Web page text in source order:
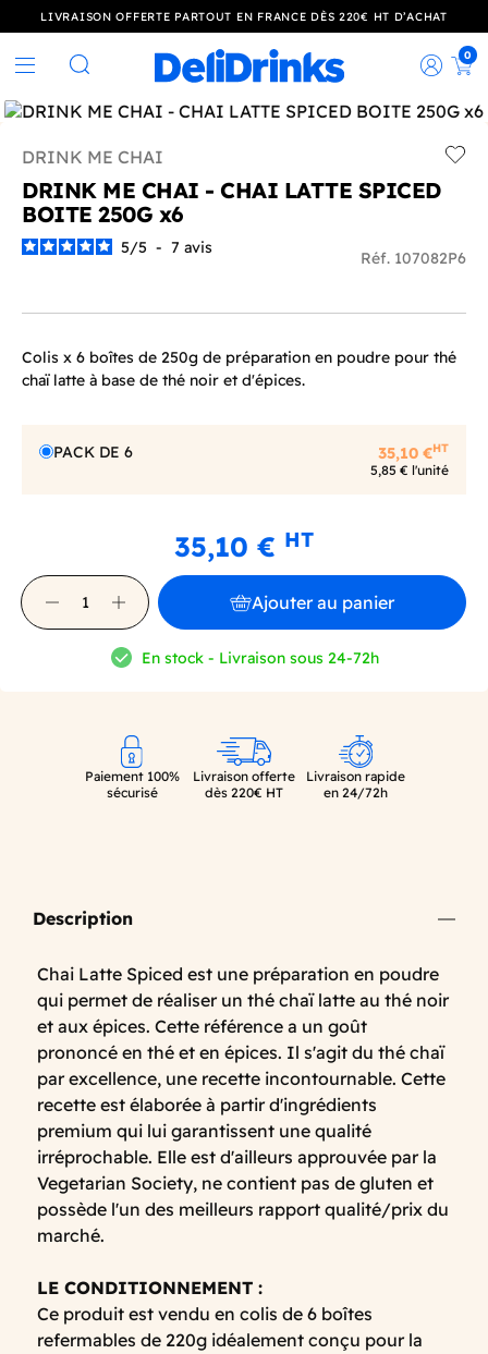
LIVRAISON OFFERTE PARTOUT EN FRANCE DÈS 220€ HT D’ACHAT
Rechercher
0
DRINK ME CHAI
DRINK ME CHAI - CHAI LATTE SPICED
BOITE 250G x6
5/5 - 7 avis
Réf. 107082P6
Colis x 6 boîtes de 250g de préparation en poudre pour thé
chaï latte à base de thé noir et d'épices.
PACK DE 6 35,10 €HT
5,85 € l'unité
35,10 € HT
Ajouter au panier
En stock - Livraison sous 24-72h
Paiement 100%
sécurisé
Livraison offerte
dès 220€ HT
Livraison rapide
en 24/72h
Description
Chai Latte Spiced est une préparation en poudre
qui permet de réaliser un thé chaï latte au thé noir
et aux épices. Cette référence a un goût
prononcé en thé et en épices. Il s'agit du thé chaï
par excellence, une recette incontournable. Cette
recette est élaborée à partir d'ingrédients
premium qui lui garantissent une qualité
irréprochable. Elle est d'ailleurs approuvée par la
Vegetarian Society, ne contient pas de gluten et
possède l'un des meilleurs rapport qualité/prix du
marché.
LE CONDITIONNEMENT :
Ce produit est vendu en colis de 6 boîtes
refermables de 220g idéalement conçu pour la